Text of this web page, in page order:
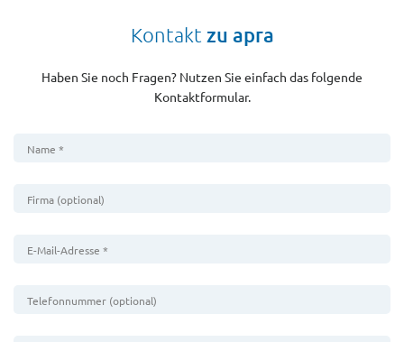
Kontakt zu apra
Haben Sie noch Fragen? Nutzen Sie einfach das folgende
Kontaktformular.
Name *
Firma (optional)
E-Mail-Adresse *
Telefonnummer (optional)